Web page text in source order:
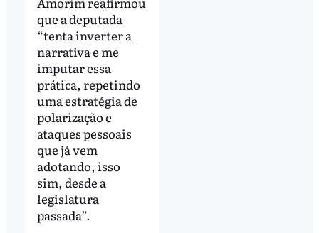
que a deputada
“tenta inverter a
narrativa e me
imputar essa
prática, repetindo
uma estratégia de
polarização e
ataques pessoais
que já vem
adotando, isso
sim, desde a
legislatura
passada”.